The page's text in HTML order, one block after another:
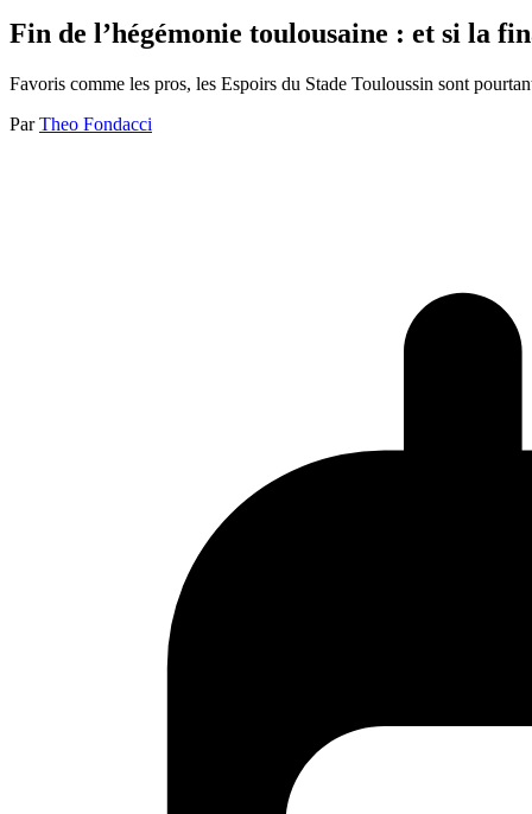
Fin de l’hégémonie toulousaine : et si la
Favoris comme les pros, les Espoirs du Stade Touloussin sont
Par Theo Fondacci